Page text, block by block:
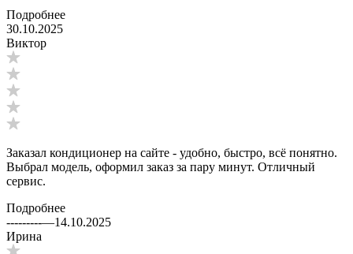
Подробнее
30.10.2025
Виктор
Заказал кондиционер на сайте - удобно, быстро, всё понятно.
Выбрал модель, оформил заказ за пару минут. Отличный
сервис.
Подробнее
---------—14.10.2025
Ирина